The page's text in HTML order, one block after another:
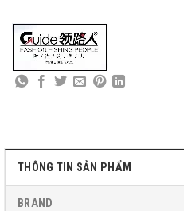
THÔNG TIN SẢN PHẨM
BRAND